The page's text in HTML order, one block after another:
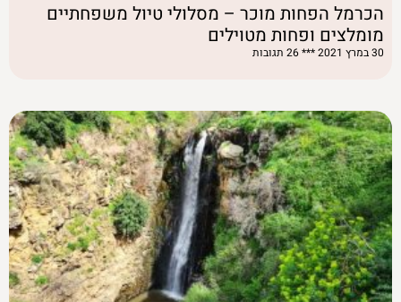
הכרמל הפחות מוכר – מסלולי טיול משפחתיים
מומלצים ופחות מטוילים
30 במרץ 2021